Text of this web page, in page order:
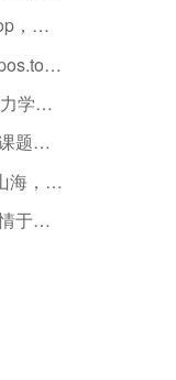
老牌气动元件生产商jpc.top，将“中国造”带向世界
新零售SaaS服务商smartpos.top，为中小商户数字化赋能
职业教育平台xixi.top，助力学员能力提升
研究锕系与硼计算化学的课题组cabc.top
跟着blackseries.top跨越山海，享受旅途时光
数据显示：初创公司更钟情于描述性域名